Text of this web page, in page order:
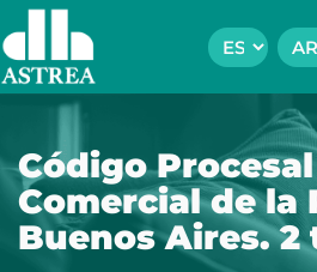
Código
Comercial de la
Buenos Aires. 2